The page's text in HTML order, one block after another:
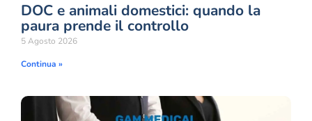
DOC e animali domestici: quando la
paura prende il controllo
5 Agosto 2026
Continua »